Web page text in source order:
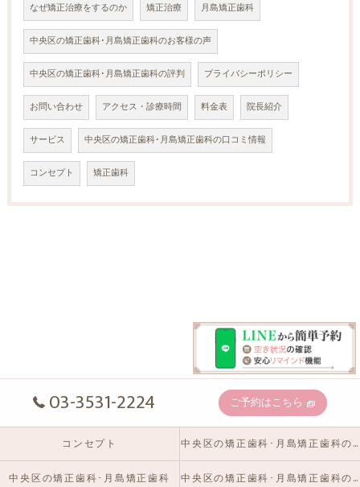
なぜ矯正治療をするのか 矯正治療 月島矯正歯科
中央区の矯正歯科･月島矯正歯科のお客様の声
中央区の矯正歯科･月島矯正歯科の評判 プライバシーポリシー
お問い合わせ アクセス・診療時間 料金表 院長紹介
サービス 中央区の矯正歯科･月島矯正歯科の口コミ情報
コンセプト 矯正歯科
03-3531-2224 ご予約はこちら
コンセプト 中央区の矯正歯科･月島矯正歯科の口コミ情報
中央区の矯正歯科･月島矯正歯科 中央区の矯正歯科･月島矯正歯科のお客様の声